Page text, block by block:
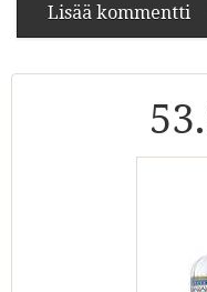
Lisää kommentti